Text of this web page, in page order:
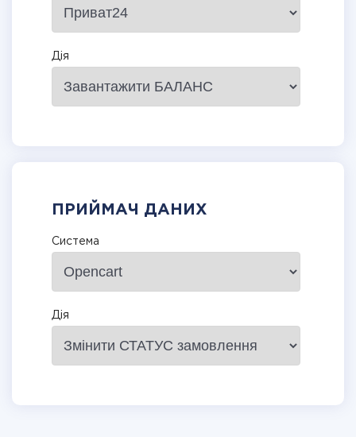
Дія
ПРИЙМАЧ ДАНИХ
Система
Дія